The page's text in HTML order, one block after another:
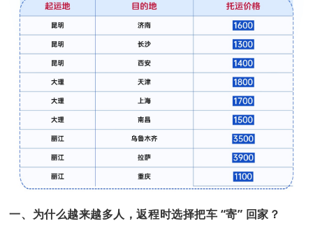
一、为什么越来越多人，返程时选择把车 “寄” 回家？